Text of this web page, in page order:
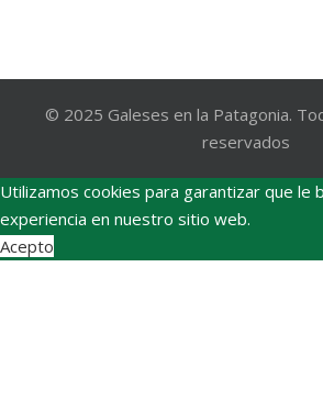
© 2025 Galeses en la Patagonia.
reservados
Utilizamos cookies para garantizar que le
experiencia en nuestro sitio web.
Acepto